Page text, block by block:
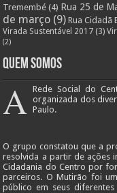
Tremembé (4) Rua 25 de
de março (9) Rua Cidadã
Virada Sustentável 2017 (3)
(2)
Quem Somos
A Rede Social do
organizada dos
Paulo.
O grupo constatou que a
resolvida a partir de ações
Cidadania do Centro por
parceiros. O Mutirão foi
público em seus